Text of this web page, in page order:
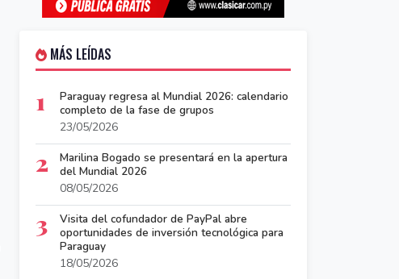
MÁS LEÍDAS
1
Paraguay regresa al Mundial 2026: calendario
completo de la fase de grupos
23/05/2026
2
Marilina Bogado se presentará en la apertura
del Mundial 2026
08/05/2026
3
Visita del cofundador de PayPal abre
oportunidades de inversión tecnológica para
Paraguay
18/05/2026